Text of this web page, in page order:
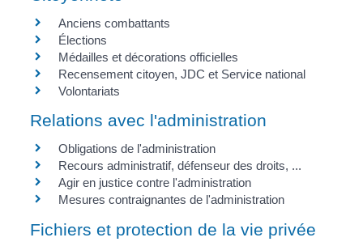
Anciens combattants
Élections
Médailles et décorations officielles
Recensement citoyen, JDC et Service national
Volontariats
Relations avec l'administration
Obligations de l'administration
Recours administratif, défenseur des droits, ...
Agir en justice contre l'administration
Mesures contraignantes de l'administration
Fichiers et protection de la vie privée